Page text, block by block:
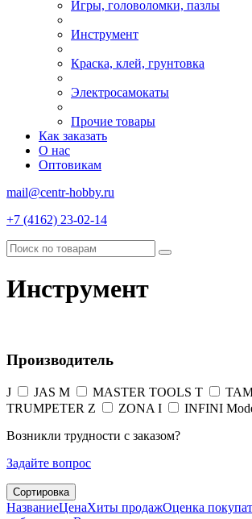
Игры, головоломки, пазлы
Инструмент
Краска, клей, грунтовка
Электросамокаты
Прочие товары
Как заказать
О нас
Оптовикам
mail@centr-hobby.ru
+7 (4162) 23-02-14
Инструмент
Производитель
J JAS M MASTER TOOLS T
TRUMPETER Z ZONA I INFINI
Возникли трудности с заказом?
Задайте вопрос
Сортировка
НазваниеЦенаХиты продажОценка